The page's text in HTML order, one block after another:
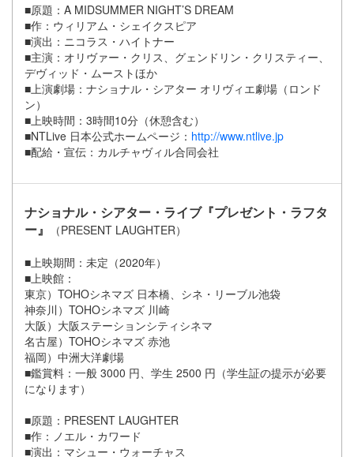
■原題：A MIDSUMMER NIGHT’S DREAM
■作：ウィリアム・シェイクスピア
■演出：ニコラス・ハイトナー
■主演：オリヴァー・クリス、グェンドリン・クリスティー、
デヴィッド・ムーストほか
■上演劇場：ナショナル・シアター オリヴィエ劇場（ロンド
ン）
■上映時間：3時間10分（休憩含む）
■NTLive 日本公式ホームページ： http://www.ntlive.jp
■配給・宣伝：カルチャヴィル合同会社
ナショナル・シアター・ライブ『プレゼント・ラフタ
ー』
（PRESENT LAUGHTER）
■上映期間：未定（2020年）
■上映館：
東京）TOHOシネマズ 日本橋、シネ・リーブル池袋
神奈川）TOHOシネマズ 川崎
大阪）大阪ステーションシティシネマ
名古屋）TOHOシネマズ 赤池
福岡）中洲大洋劇場
■鑑賞料：一般 3000 円、学生 2500 円（学生証の提示が必要
になります）
■原題：PRESENT LAUGHTER
■作：ノエル・カワード
■演出：マシュー・ウォーチャス